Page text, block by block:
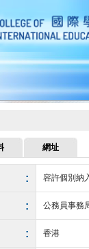
網址
: 容許個別納
: 公務員事務
: 香港